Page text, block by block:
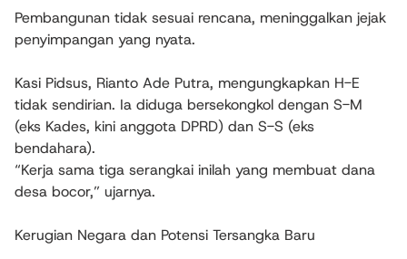
Pembangunan tidak sesuai rencana, meninggalkan jejak
penyimpangan yang nyata.
Kasi Pidsus, Rianto Ade Putra, mengungkapkan H-E
tidak sendirian. Ia diduga bersekongkol dengan S-M
(eks Kades, kini anggota DPRD) dan S-S (eks
bendahara).
“Kerja sama tiga serangkai inilah yang membuat dana
desa bocor,” ujarnya.
Kerugian Negara dan Potensi Tersangka Baru